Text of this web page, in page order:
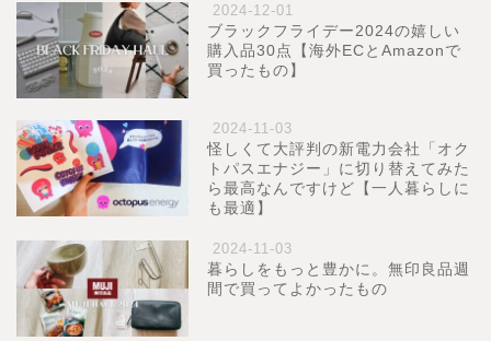
2024-12-01
ブラックフライデー2024の嬉しい
購入品30点【海外ECとAmazonで
買ったもの】
2024-11-03
怪しくて大評判の新電力会社「オク
トパスエナジー」に切り替えてみた
ら最高なんですけど【一人暮らしに
も最適】
2024-11-03
暮らしをもっと豊かに。無印良品週
間で買ってよかったもの